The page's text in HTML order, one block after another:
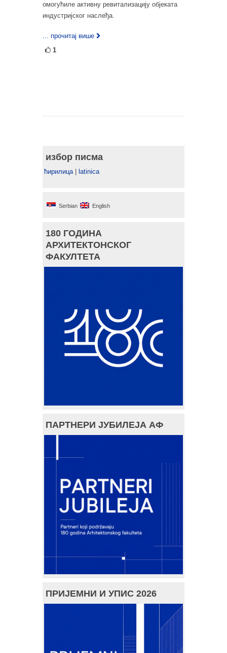
омогућиле активну ревитализацију објеката
индустријског наслеђа.
... прочитај више
1
избор писма
ћирилица| latinica
Serbian English
180 ГОДИНА
АРХИТЕКТОНСКОГ
ФАКУЛТЕТА
ПАРТНЕРИ ЈУБИЛЕЈА АФ
ПРИЈЕМНИ И УПИС 2026